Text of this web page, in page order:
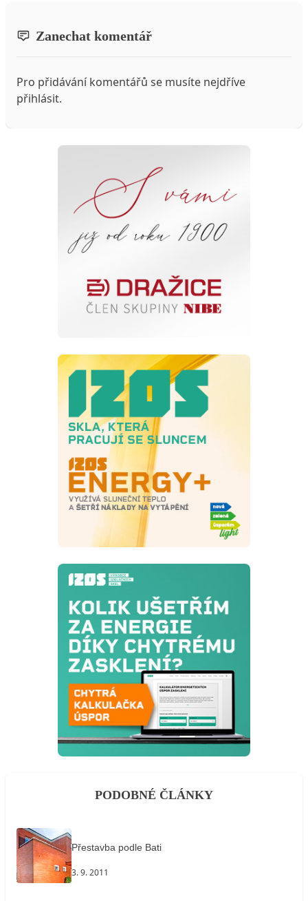
Zanechat komentář
Pro přidávání komentářů se musíte nejdříve
přihlásit.
PODOBNÉ ČLÁNKY
Přestavba podle Bati
3. 9. 2011